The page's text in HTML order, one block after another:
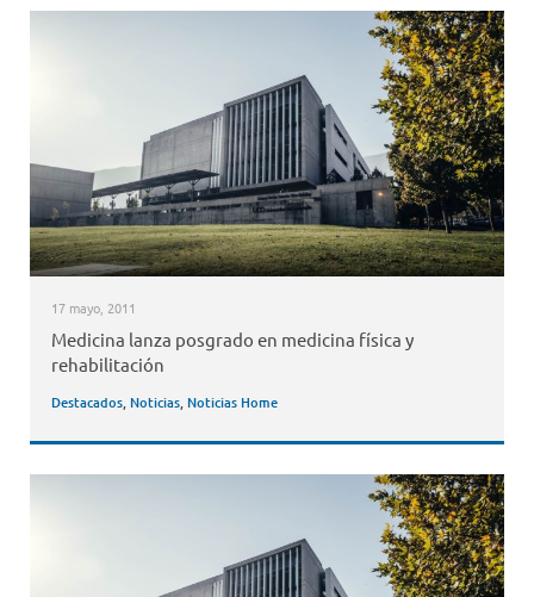
17 mayo, 2011
Medicina lanza posgrado en medicina física y
rehabilitación
Destacados, Noticias, Noticias Home